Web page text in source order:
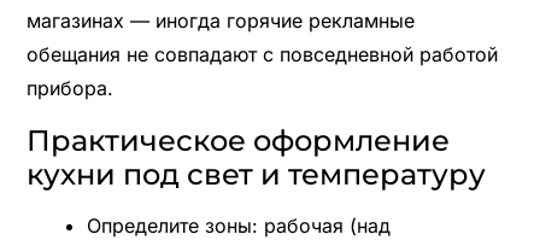
магазинах — иногда горячие рекламные
обещания не совпадают с повседневной работой
прибора.
Практическое оформление
кухни под свет и температуру
Определите зоны: рабочая (над